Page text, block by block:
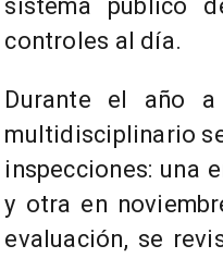
sistema público
controles al día.
Durante el año
multidisciplinario
inspecciones: una
y otra en
evaluación, se